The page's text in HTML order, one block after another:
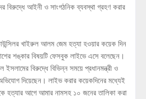
বিরুদ্ধে আইনী ও সাংগঠনিক ব্যবস্থা গ্রহণ করার
খাইরুল আলম জেম হত্যা হওয়ার কয়েক দিন
শঙ্কার বিষয়টি ফেসবুক লাইভে এসে বলেছেন।
বিরুদ্ধে বিভিন্ন সময়ে প্রধানমন্ত্রী ও
অভিযোগ দিয়েছেন। লাইভ করার কয়েকদিনের মধ্যেই
হত্যার আগে আমার নামসহ ১০ জনের তালিকা করা